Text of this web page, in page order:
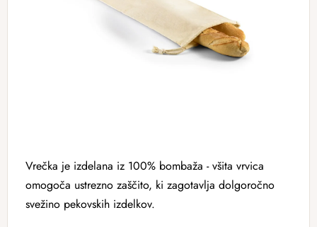
Vrečka je izdelana iz 100% bombaža - všita vrvica
omogoča ustrezno zaščito, ki zagotavlja dolgoročno
svežino pekovskih izdelkov.